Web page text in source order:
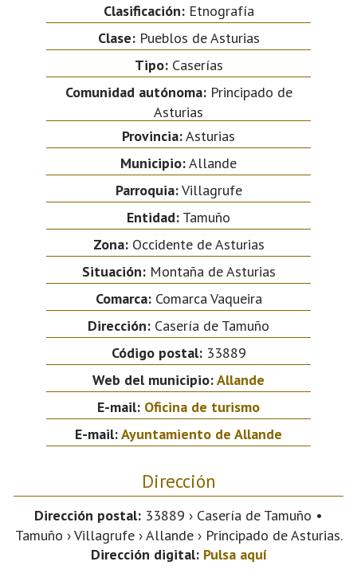
Clasificación:Etnografía
Clase:Pueblos de Asturias
Tipo:Caserías
Comunidad autónoma:Principado de
Asturias
Provincia:Asturias
Municipio:Allande
Parroquia:Villagrufe
Entidad: Tamuño
Zona:Occidente de Asturias
Situación:Montaña de Asturias
Comarca:Comarca Vaqueira
Dirección: Casería de Tamuño
Código postal:33889
Web del municipio:Allande
E-mail: Oficina de turismo
E-mail:Ayuntamiento de Allande
Dirección
Dirección postal: 33889 › Casería de Tamuño •
Tamuño › Villagrufe › Allande › Principado de Asturias.
Dirección digital: Pulsa aquí